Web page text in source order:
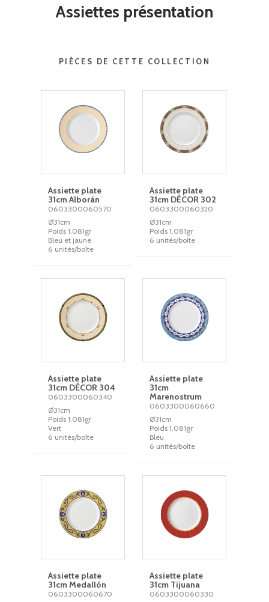
Assiettes présentation
PIÈCES DE CETTE COLLECTION
Assiette plate
31cm Alborán
0603300060570
Ø31cm
Poids 1.081gr
Bleu et jaune
6 unités/boîte
Assiette plate
31cm DÉCOR 302
0603300060320
Ø31cm
Poids 1.081gr
6 unités/boîte
Assiette plate
31cm DÉCOR 304
0603300060340
Ø31cm
Poids 1.081gr
Vert
6 unités/boîte
Assiette plate
31cm
Marenostrum
0603300060660
Ø31cm
Poids 1.081gr
Bleu
6 unités/boîte
Assiette plate
31cm Medallón
0603300060670
Assiette plate
31cm Tijuana
0603300060330